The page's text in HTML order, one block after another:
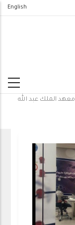
English
معهد الملك عبد الله